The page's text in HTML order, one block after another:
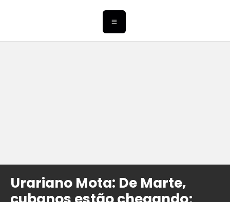
Urariano Mota: De Marte,